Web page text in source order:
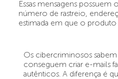
Essas mensagens
número de rastreio,
estimada em que o produto
Os cibercriminosos
conseguem criar e-mails
autênticos. A diferença é